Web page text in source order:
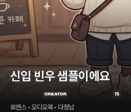
신입 빈우 샘플이에요
로맨스 • 오디오북 • 다정남